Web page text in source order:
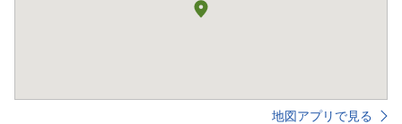
地図アプリで見る